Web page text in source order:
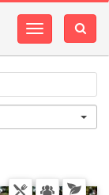
Navigation